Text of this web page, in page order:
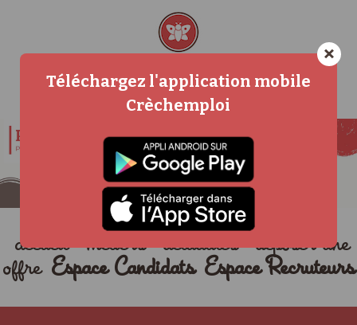
accueil métiers actualités
déposer une
offre Espace Candidats Espace Recruteurs
×
Téléchargez l'application mobile
Crèchemploi